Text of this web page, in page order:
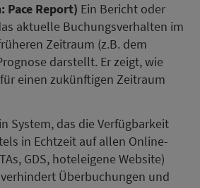
Pace Report) Ein Bericht oder
aktuelle Buchungsverhalten im
Zeitraum (z.B. dem
darstellt. Er zeigt, wie
einen zukünftigen Zeitraum
System, das die Verfügbarkeit
in Echtzeit auf allen Online-
GDS, hoteleigene Website)
Überbuchungen und